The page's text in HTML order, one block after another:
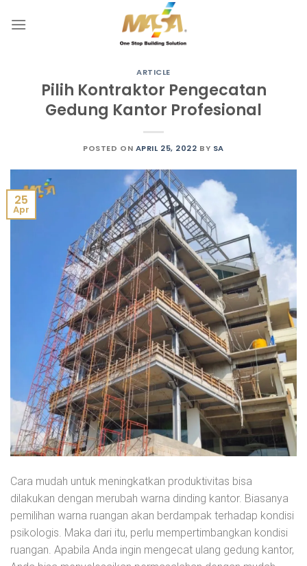
ARTICLE
Pilih Kontraktor Pengecatan
Gedung Kantor Profesional
POSTED ON APRIL 25, 2022 BY SA
25
Apr
Cara mudah untuk meningkatkan produktivitas bisa
dilakukan dengan merubah warna dinding kantor. Biasanya
pemilihan warna ruangan akan berdampak terhadap kondisi
psikologis. Maka dari itu, perlu mempertimbangkan kondisi
ruangan. Apabila Anda ingin mengecat ulang gedung kantor,